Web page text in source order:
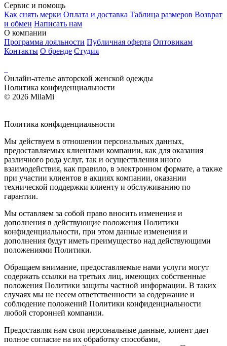
Сервис и помощь
Как снять мерки Оплата и доставка Таблица размеров Возврат
и обмен Написать нам
О компании
Программа лояльности Публичная оферта Оптовикам
Контакты О бренде Студия
Онлайн-ателье авторской женской одежды
Политика конфиденциальности
© 2026 MilaMi
Политика конфиденциальности
Мы действуем в отношении персональных данных,
предоставляемых клиентами компании, как для оказания
различного рода услуг, так и осуществления иного
взаимодействия, как правило, в электронном формате, а также
при участии клиентов в акциях компании, оказании
технической поддержки клиенту и обслуживанию по
гарантии.
Мы оставляем за собой право вносить изменения и
дополнения в действующие положения Политики
конфиденциальности, при этом данные изменения и
дополнения будут иметь преимущество над действующими
положениями Политики.
Обращаем внимание, предоставляемые нами услуги могут
содержать ссылки на третьих лиц, имеющих собственные
положения Политики защиты частной информации. В таких
случаях мы не несем ответственности за содержание и
соблюдение положений Политики конфиденциальности
любой сторонней компании.
Предоставляя нам свои персональные данные, клиент дает
полное согласие на их обработку способами,